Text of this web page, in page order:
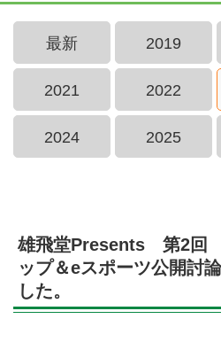
最新 2019
2021 2022
2024 2025
雄飛堂Presents 第2回
ップ＆eスポーツ公開討
した。